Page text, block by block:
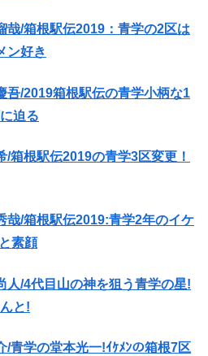
哉/箱根駅伝2019：青学の2区は
ン好き
吾/2019箱根駅伝の青学小柄な1
迫る
/箱根駅伝2019の青学3区変更！
哉/箱根駅伝2019:青学2年のイケ
素顔
人/4代目山の神を狙う青学の星!
と!
/青学の堂本光一!ｲｹﾒﾝの箱根7区